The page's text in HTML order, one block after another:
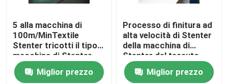
5 alla macchina di
100m/MinTextile
Stenter tricotti il tipo
macchina di Stenter
dell'aria calda del
vaporeMiglior prezzo
Processo di finitura ad
alta velocità di Stenter
della macchina di
Stenter del tessuto
dell'olio termico del
poliestereMiglior prezzo